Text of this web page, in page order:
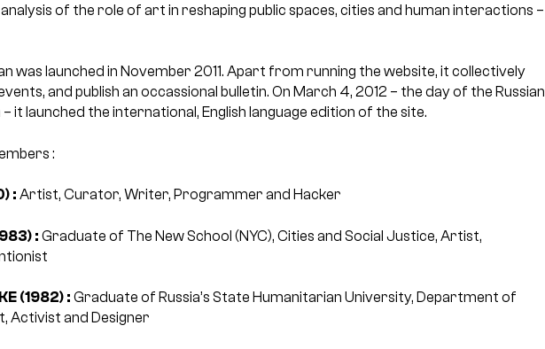
of the role of art in reshaping public spaces, cities and human interactions –
was launched in November 2011. Apart from running the website, it collectively
and publish an occassional bulletin. On March 4, 2012 – the day of the Russian
it launched the international, English language edition of the site.
:
: Artist, Curator, Writer, Programmer and Hacker
: Graduate of The New School (NYC), Cities and Social Justice, Artist,
(1982) : Graduate of Russia’s State Humanitarian University, Department of
Activist and Designer